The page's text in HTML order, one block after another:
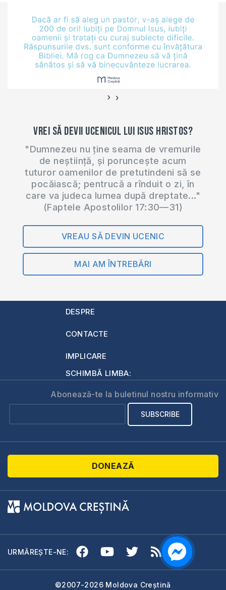
‹ ›
Vrei să devii ucenicul lui Isus Hristos?
"Dumnezeu nu ține seama de vremurile
de neștiință, și poruncește acum
tuturor oamenilor de pretutindeni să se
pocăiască; pentrucă a rînduit o zi, în
care va judeca lumea după dreptate..."
(Faptele Apostolilor 17:30—31)
VREAU SĂ DEVIN UCENIC
MAI AM ÎNTREBĂRI
DESPRE
CONTACTE
IMPLICARE
SCHIMBĂ LIMBA:
Abonează-te la buletinul nostru informativ
DONEAZĂ
URMĂREȘTE-NE:
©2007-2026 Moldova Creștină